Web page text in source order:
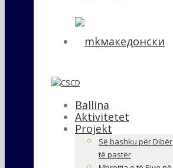
македонски
Ballina
Aktivitetet
Projekt
Së bashku për Dibër
të pastër